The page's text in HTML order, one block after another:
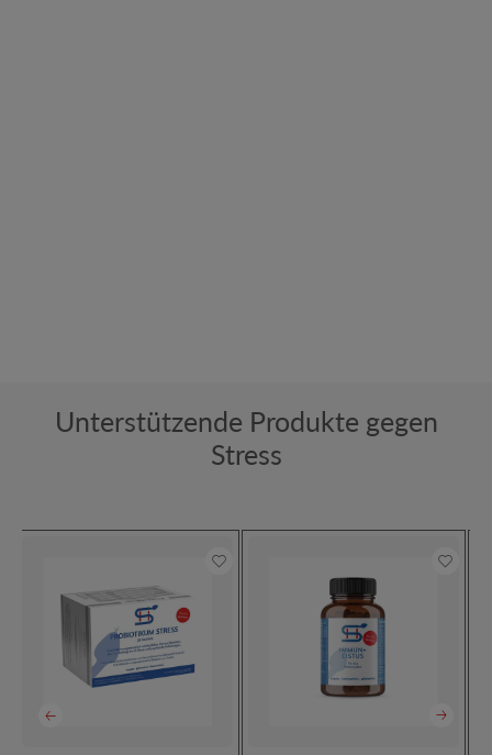
Vitamin D-Messung
Blutdruckmessung
Unterstützende Produkte gegen
Stress